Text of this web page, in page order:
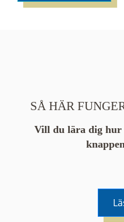
SÅ HÄR
Vill du lära dig hur